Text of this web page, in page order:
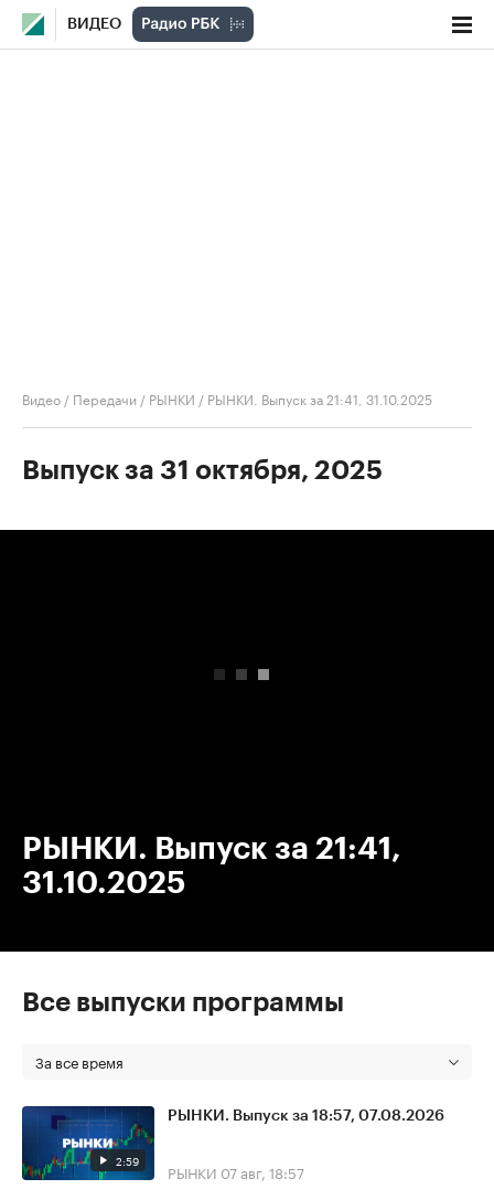
ВИДЕО
Видео / Передачи / РЫНКИ / РЫНКИ. Выпуск за 21:41, 31.10.2025
Выпуск за 31 октября, 2025
РЫНКИ. Выпуск за 21:41,
31.10.2025
Все выпуски программы
За все время
2:59
РЫНКИ. Выпуск за 18:57, 07.08.2026
РЫНКИ 07 авг, 18:57